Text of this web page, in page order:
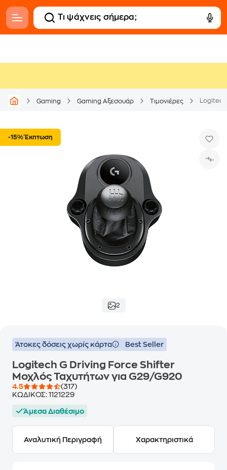
Gaming Gaming Αξεσουάρ Τιμονιέρες
-15% Έκπτωση
2
Άτοκες δόσεις χωρίς κάρτα Best Seller
Logitech G Driving Force Shifter
Μοχλός Ταχυτήτων για G29/G920
4.5
(317)
ΚΩΔΙΚΟΣ: 1121229
Άμεσα Διαθέσιμο
Αναλυτική Περιγραφή Χαρακτηριστικά